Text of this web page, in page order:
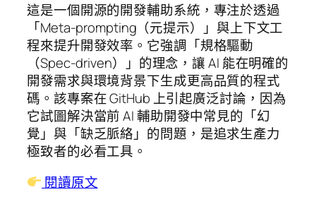
這是一個開源的開發輔助系統，專注於透過
「Meta-prompting（元提示）」與上下文工
程來提升開發效率。它強調「規格驅動
（Spec-driven）」的理念，讓 AI 能在明確的
開發需求與環境背景下生成更高品質的程式
碼。該專案在 GitHub 上引起廣泛討論，因為
它試圖解決當前 AI 輔助開發中常見的「幻
覺」與「缺乏脈絡」的問題，是追求生產力
極致者的必看工具。
閱讀原文